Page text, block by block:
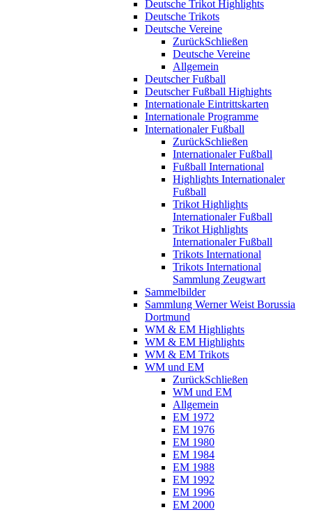
Deutsche Trikot Highlights
Deutsche Trikots
Deutsche Vereine
ZurückSchließen
Deutsche Vereine
Allgemein
Deutscher Fußball
Deutscher Fußball Highights
Internationale Eintrittskarten
Internationale Programme
Internationaler Fußball
ZurückSchließen
Internationaler Fußball
Fußball International
Highlights Internationaler
Fußball
Trikot Highlights
Internationaler Fußball
Trikot Highlights
Internationaler Fußball
Trikots International
Trikots International
Sammlung Zeugwart
Sammelbilder
Sammlung Werner Weist Borussia
Dortmund
WM & EM Highlights
WM & EM Highlights
WM & EM Trikots
WM und EM
ZurückSchließen
WM und EM
Allgemein
EM 1972
EM 1976
EM 1980
EM 1984
EM 1988
EM 1992
EM 1996
EM 2000